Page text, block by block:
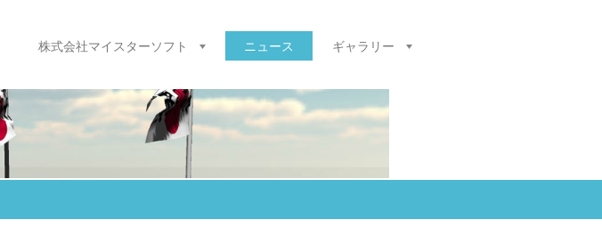
株式会社マイスターソフト ニュース ギャラリー